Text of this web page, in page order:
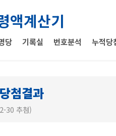
액계산기
당 기록실 번호분석 누적당
첨결과
30 추첨)